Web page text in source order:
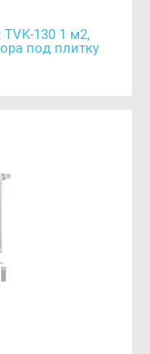
130 1 м2,
под плитку